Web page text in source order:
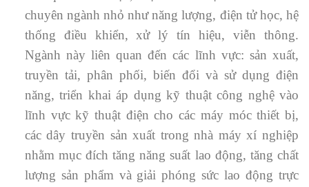
chuyên ngành nhỏ như năng lượng, điện tử học, hệ
thống điều khiển, xử lý tín hiệu, viễn thông.
Ngành này liên quan đến các lĩnh vực: sản xuất,
truyền tải, phân phối, biến đổi và sử dụng điện
năng, triển khai áp dụng kỹ thuật công nghệ vào
lĩnh vực kỹ thuật điện cho các máy móc thiết bị,
các dây truyền sản xuất trong nhà máy xí nghiệp
nhằm mục đích tăng năng suất lao động, tăng chất
lượng sản phẩm và giải phóng sức lao động trực